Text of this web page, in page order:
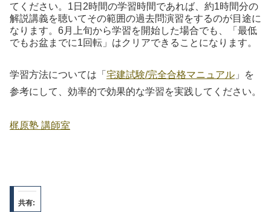
てください。1日2時間の学習時間であれば、約1時間分の
解説講義を聴いてその範囲の過去問演習をするのが目途に
なります。6月上旬から学習を開始した場合でも、「最低
でもお盆までに1回転」はクリアできることになります。
学習方法については「 宅建試験/完全合格マニュアル 」を
参考にして、効率的で効果的な学習を実践してください。
梶原塾 講師室
共有: